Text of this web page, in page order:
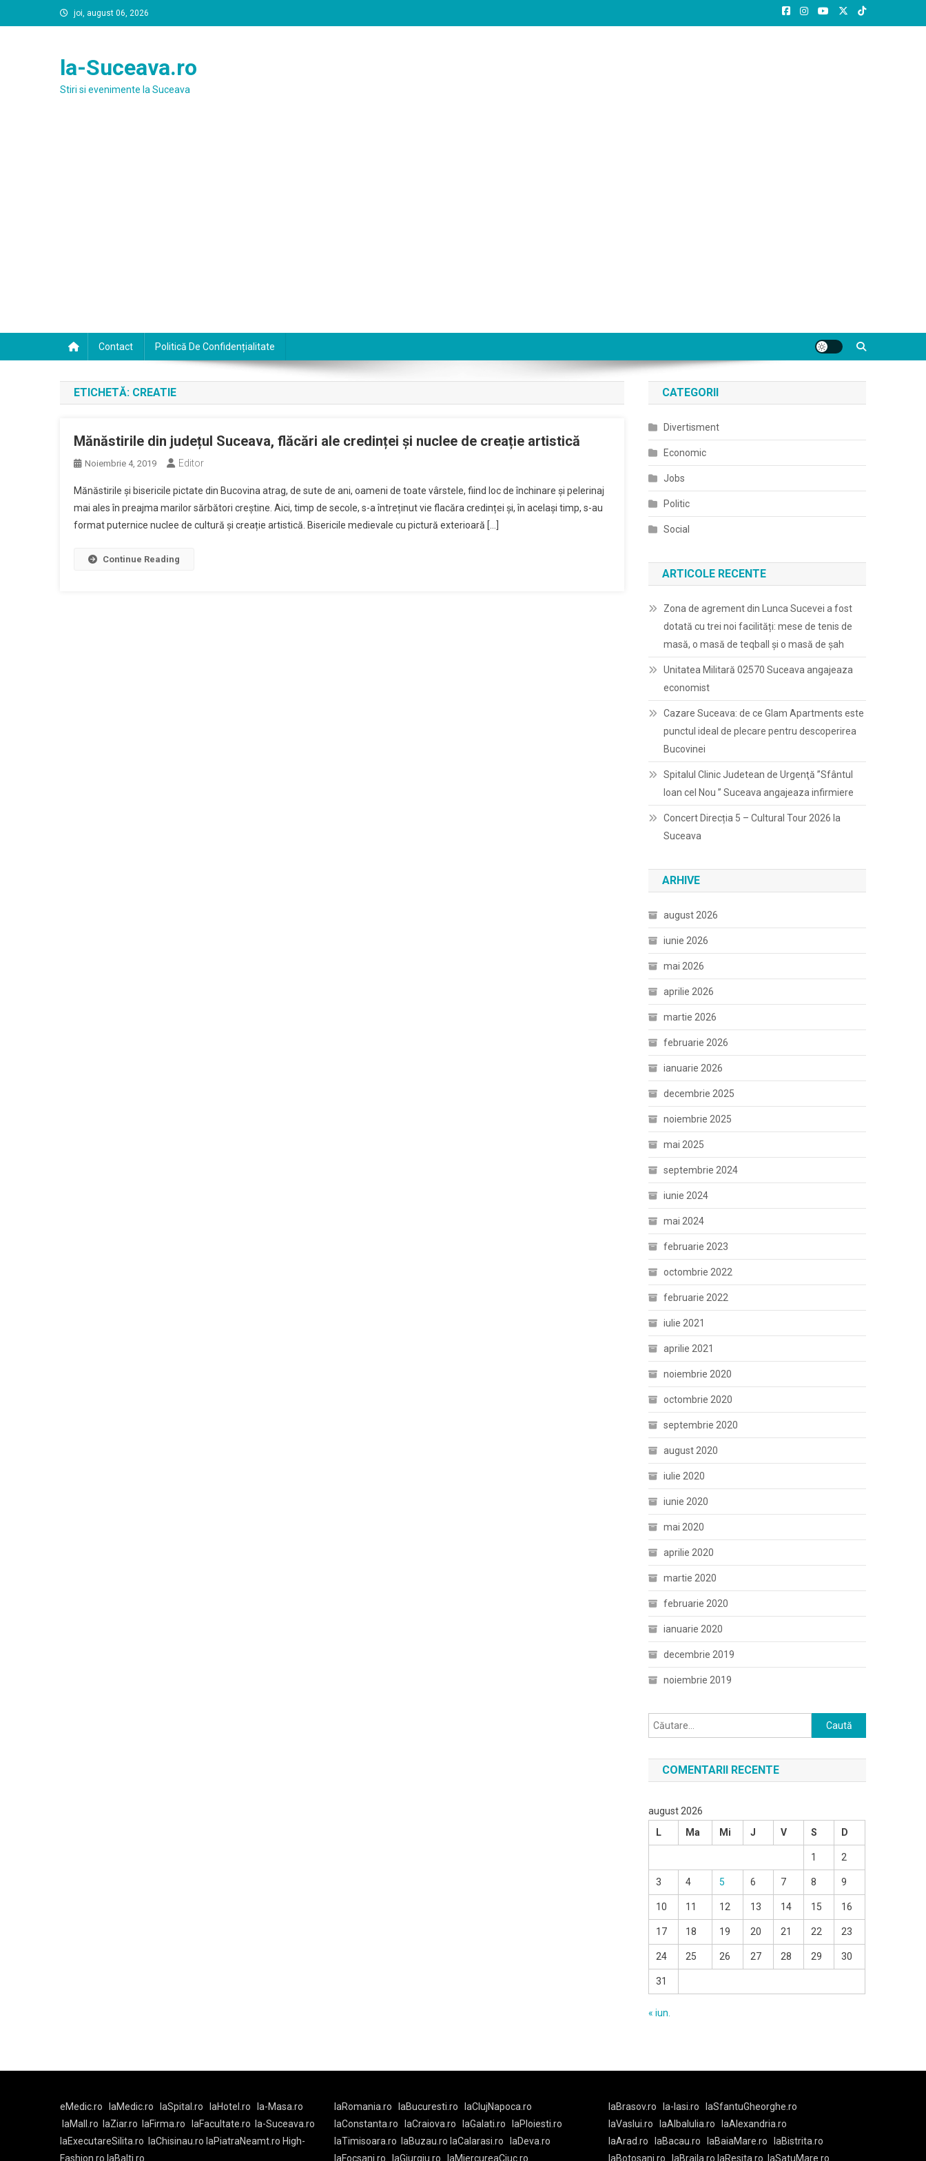
to
joi, august 06, 2026
la-Suceava.ro
Stiri si evenimente la Suceava
Contact Politică De Confidențialitate
ETICHETĂ: CREATIE
Mănăstirile din județul Suceava, flăcări ale credinței și nuclee de creație artistică
Noiembrie 4, 2019 Editor
Mănăstirile și bisericile pictate din Bucovina atrag, de sute de ani, oameni de toate vârstele, fiind loc de închinare și pelerinaj
mai ales în preajma marilor sărbători creștine. Aici, timp de secole, s-a întreținut vie flacăra credinței și, în același timp, s-au
format puternice nuclee de cultură și creație artistică. Bisericile medievale cu pictură exterioară […]
Continue Reading
CATEGORII
Divertisment
Economic
Jobs
Politic
Social
ARTICOLE RECENTE
Zona de agrement din Lunca Sucevei a fost
dotată cu trei noi facilități: mese de tenis de
masă, o masă de teqball și o masă de șah
Unitatea Militară 02570 Suceava angajeaza
economist
Cazare Suceava: de ce Glam Apartments este
punctul ideal de plecare pentru descoperirea
Bucovinei
Spitalul Clinic Judetean de Urgenţă ”Sfântul
Ioan cel Nou ” Suceava angajeaza infirmiere
Concert Direcția 5 – Cultural Tour 2026 la
Suceava
ARHIVE
august 2026
iunie 2026
mai 2026
aprilie 2026
martie 2026
februarie 2026
ianuarie 2026
decembrie 2025
noiembrie 2025
mai 2025
septembrie 2024
iunie 2024
mai 2024
februarie 2023
octombrie 2022
februarie 2022
iulie 2021
aprilie 2021
noiembrie 2020
octombrie 2020
septembrie 2020
august 2020
iulie 2020
iunie 2020
mai 2020
aprilie 2020
martie 2020
februarie 2020
ianuarie 2020
decembrie 2019
noiembrie 2019
Caută
după:
COMENTARII RECENTE
august 2026
L
Ma Mi J V S D
1 2
3 4 5 6 7 8 9
10 11 12 13 14 15 16
17 18 19 20 21 22 23
24 25 26 27 28 29 30
31
« iun.
eMedic.ro laMedic.ro laSpital.ro laHotel.ro
la-Masa.ro
laMall.ro
laZiar.ro laFirma.ro laFacultate.ro
la-Suceava.ro
laExecutareSilita.ro
laChisinau.ro laPiatraNeamt.ro High-
Fashion.ro laBalti.ro
laRomania.ro laBucuresti.ro
laClujNapoca.ro
laConstanta.ro
laCraiova.ro laGalati.ro
laPloiesti.ro
laTimisoara.ro
laBuzau.ro laCalarasi.ro
laDeva.ro
laFocsani.ro
laGiurgiu.ro laMiercureaCiuc.ro
laBrasov.ro la-Iasi.ro
laSfantuGheorghe.ro
laVaslui.ro
laAlbaIulia.ro
laAlexandria.ro
laArad.ro
laBacau.ro laBaiaMare.ro
laBistrita.ro
laBotosani.ro
laBraila.ro laResita.ro laSatuMare.ro